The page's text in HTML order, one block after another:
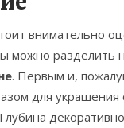
внимательно
можно разделить
. Первым и,
для украшения